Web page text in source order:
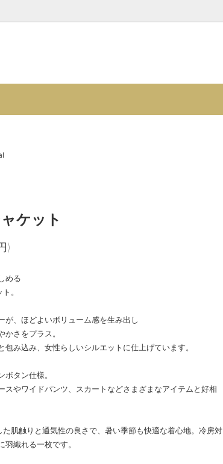
ケット
)
める
。
が、ほどよいボリューム感を生み出し
さをプラス。
み込み、女性らしいシルエットに仕上げています。
タン仕様。
スやワイドパンツ、スカートなどさまざまなアイテムと好相
肌触りと通気性の良さで、暑い季節も快適な着心地。冷房対
織れる一枚です。